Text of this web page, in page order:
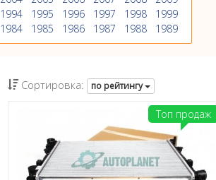
1994 1995 1996 1997 1998
1999
1984 1985 1986 1987 1988 1989
Сортировка: по рейтингу
Топ продаж